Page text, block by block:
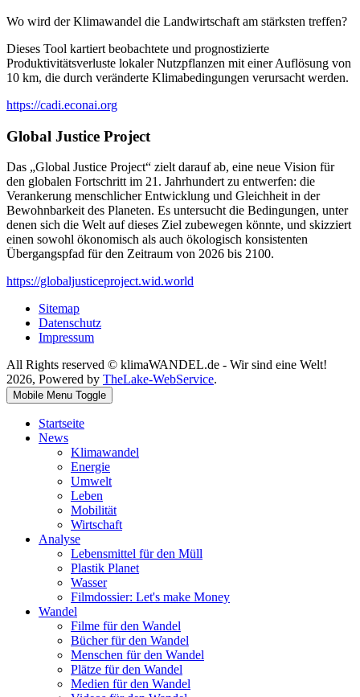
Wo wird der Klimawandel die Landwirtschaft am stärksten treffen?
Dieses Tool kartiert beobachtete und prognostizierte
Produktivitätsverluste lokaler Nutzpflanzen mit einer Auflösung von
10 km, die durch veränderte Klimabedingungen verursacht werden.
https://cadi.econai.org
Global Justice Project
Das „Global Justice Project“ zielt darauf ab, eine neue Vision für
den globalen Fortschritt im 21. Jahrhundert zu entwerfen: die
Verankerung menschlicher Entwicklung und Gleichheit in der
Bewohnbarkeit des Planeten. Es untersucht die Bedingungen, unter
denen sich die Welt auf dieses Ziel zubewegen könnte, und skizziert
einen sowohl ökonomisch als auch ökologisch konsistenten
Übergangspfad für den Zeitraum von 2026 bis 2100.
https://globaljusticeproject.wid.world
Sitemap
Datenschutz
Impressum
All Rights reserved © klimaWANDEL.de - Wir sind eine Welt!
2026, Powered by TheLake-WebService.
Mobile Menu Toggle
Startseite
News
Klimawandel
Energie
Umwelt
Leben
Mobilität
Wirtschaft
Analyse
Lebensmittel für den Müll
Plastik Planet
Wasser
Filmdossier: Let's make Money
Wandel
Filme für den Wandel
Bücher für den Wandel
Menschen für den Wandel
Plätze für den Wandel
Medien für den Wandel